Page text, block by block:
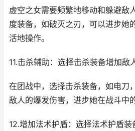
虚空之女需要频繁地移动和躲避敌
度装备，如破灭之刃，可以进步她
活地操作。
11.击杀辅助：选择击杀装备增加敌
在团战中，选择击杀装备，如电刀
敌人的爆发伤害，进步她在战斗中
12.增加法术护盾：选择法术护盾装